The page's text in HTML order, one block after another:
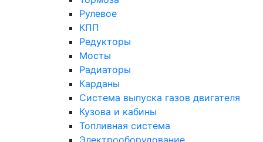
Рулевое
КПП
Редукторы
Мосты
Радиаторы
Карданы
Система выпуска газов двигателя
Кузова и кабины
Топливная система
Электрооборудование